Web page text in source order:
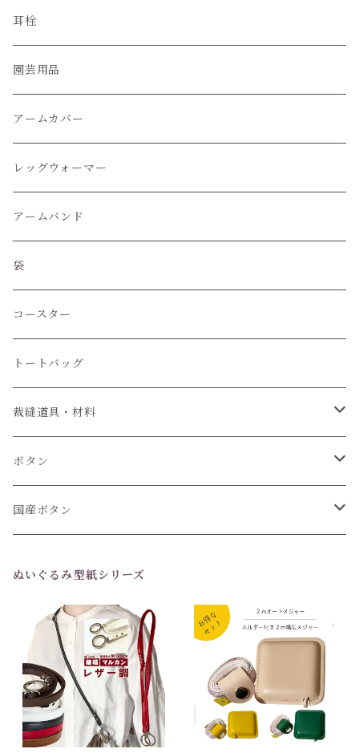
ハイソックス
クルー丈ソックス
くるぶし丈ソックス
耳栓
園芸用品
アームカバー
レッグウォーマー
アームバンド
袋
コースター
トートバッグ
裁縫道具・材料
紐
ボタン
6個セット
国産ボタン
1個(バラ売り)
ぬいぐるみ型紙シリーズ